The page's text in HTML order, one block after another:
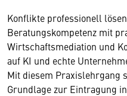
Konflikte professionell
Beratungskompetenz mit
Wirtschaftsmediation und
auf KI und echte
Mit diesem Praxislehrgang
Grundlage zur Eintragung